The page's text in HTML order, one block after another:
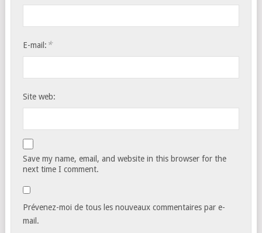
E-mail: *
Site web:
Save my name, email, and website in this browser for the
next time I comment.
Prévenez-moi de tous les nouveaux commentaires par e-
mail.